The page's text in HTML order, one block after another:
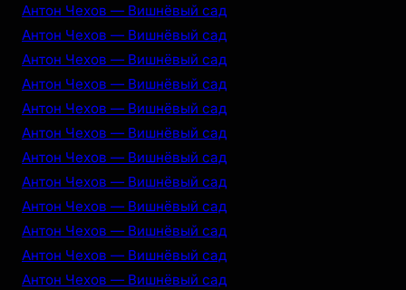
Антон Чехов — Вишнёвый сад
Антон Чехов — Вишнёвый сад
Антон Чехов — Вишнёвый сад
Антон Чехов — Вишнёвый сад
Антон Чехов — Вишнёвый сад
Антон Чехов — Вишнёвый сад
Антон Чехов — Вишнёвый сад
Антон Чехов — Вишнёвый сад
Антон Чехов — Вишнёвый сад
Антон Чехов — Вишнёвый сад
Антон Чехов — Вишнёвый сад
Антон Чехов — Вишнёвый сад